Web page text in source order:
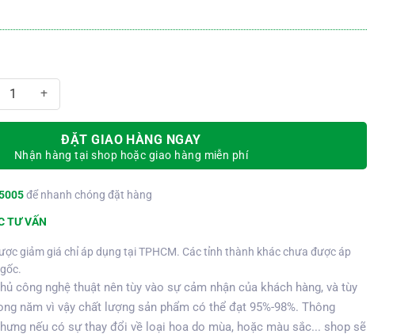
ĐẶT GIAO HÀNG NGAY
Nhận hàng tại shop hoặc giao hàng miễn phí
để nhanh chóng đặt hàng
TƯ VẤN
giảm giá chỉ áp dụng tại TPHCM. Các tỉnh thành khác chưa được áp
công nghệ thuật nên tùy vào sự cảm nhận của khách hàng, và tùy
năm vì vậy chất lượng sản phẩm có thể đạt 95%-98%. Thông
nếu có sự thay đổi về loại hoa do mùa, hoặc màu sắc... shop sẽ